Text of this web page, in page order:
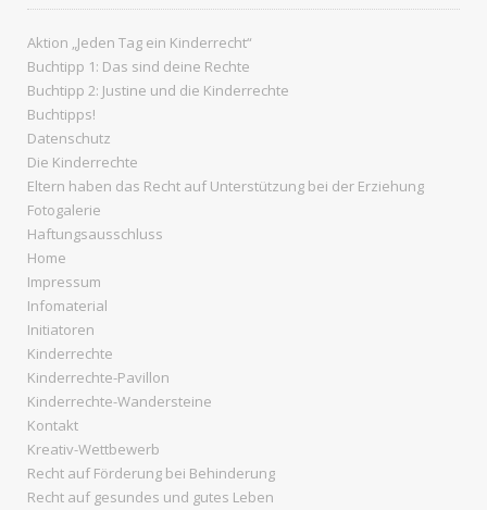
Aktion „Jeden Tag ein Kinderrecht“
Buchtipp 1: Das sind deine Rechte
Buchtipp 2: Justine und die Kinderrechte
Buchtipps!
Datenschutz
Die Kinderrechte
Eltern haben das Recht auf Unterstützung bei der Erziehung
Fotogalerie
Haftungsausschluss
Home
Impressum
Infomaterial
Initiatoren
Kinderrechte
Kinderrechte-Pavillon
Kinderrechte-Wandersteine
Kontakt
Kreativ-Wettbewerb
Recht auf Förderung bei Behinderung
Recht auf gesundes und gutes Leben